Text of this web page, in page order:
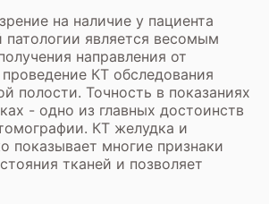
на наличие у пациента
патологии является весомым
направления от
КТ обследования
полости. Точность в показаниях
- одно из главных достоинств
КТ желудка и
показывает многие признаки
тканей и позволяет